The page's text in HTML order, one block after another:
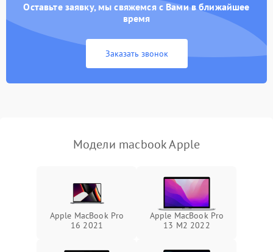
Неисправность зарядного
питания
2000 ₽ Подробнее →
неисправности кулера
пропадание диска
оперативной памяти:
вылеты приложений,
синие экраны
Подробнее →
Проблемы Wi‑Fi или
Оставьте заявку, мы свяжемся с Вами в ближайшее
время
Заказать звонок
Модели macbook Apple
Apple MacBook Pro
16 2021
Apple MacBook Pro
13 M2 2022